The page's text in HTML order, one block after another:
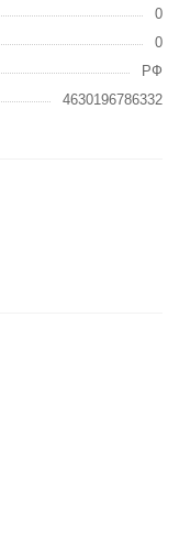
0
0
РФ
4630196786332